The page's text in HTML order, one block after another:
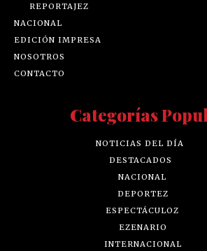
REPORTAJEZ
NACIONAL
EDICIÓN IMPRESA
NOSOTROS
CONTACTO
Categorías
NOTICIAS DEL DÍA
DESTACADOS
NACIONAL
DEPORTEZ
ESPECTÁCULOZ
EZENARIO
INTERNACIONAL